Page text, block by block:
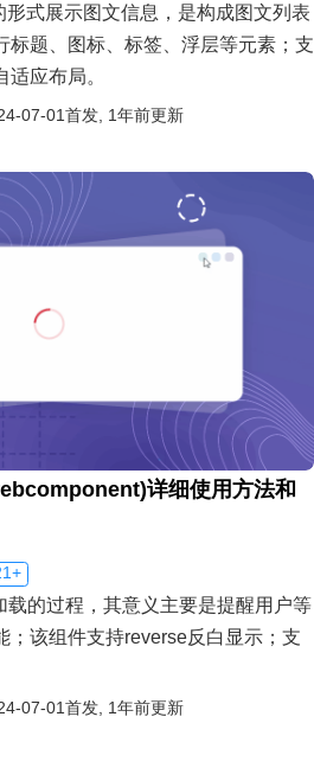
式展示图文信息，是构成图文列表
标题、图标、标签、浮层等元素；支
应布局。
07-01首发, 1年前更新
详细使用方法和
的过程，其意义主要是提醒用户等
；该组件支持reverse反白显示；支
07-01首发, 1年前更新